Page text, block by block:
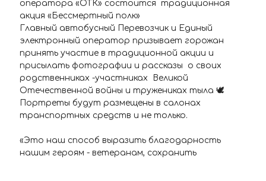
оператора «ОТК» состоится традиционная
акция «Бессмертный полк»
Главный автобусный Перевозчик и Единый
электронный оператор призывает горожан
принять участие в традиционной акции и
присылать фотографии и рассказы о своих
родственниках -участниках Великой
Отечественной войны и тружениках тыла 🕊
Портреты будут размещены в салонах
транспортных средств и не только.
«Это наш способ выразить благодарность
нашим героям - ветеранам, сохранить